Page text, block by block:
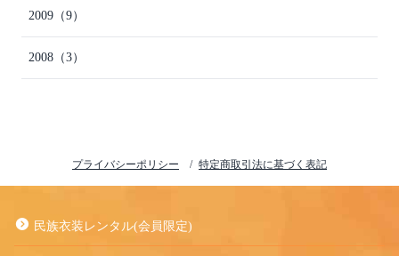
2009 （9）
2008 （3）
プライバシーポリシー 特定商取引法に基づく表記
民族衣装レンタル(会員限定)